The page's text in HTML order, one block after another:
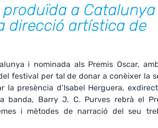
produïda a
direcció artística de
i nominada als Premis Oscar,
festival per tal de donar a conèixer la
la presència d’Isabel Herguera,
banda, Barry J. C. Purves rebrà el
i mètodes de narració del seu